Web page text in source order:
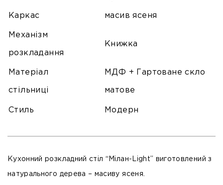
Каркас масив ясеня
Механізм
розкладання
Книжка
Матеріал
стільниці
МДФ + Гартоване скло
матове
Стиль Модерн
Кухонний розкладний стіл “Мілан-Light” виготовлений з
натурального дерева – масиву ясеня